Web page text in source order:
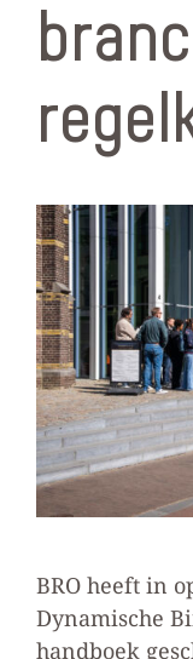
BRO heeft in
Dynamische
handboek